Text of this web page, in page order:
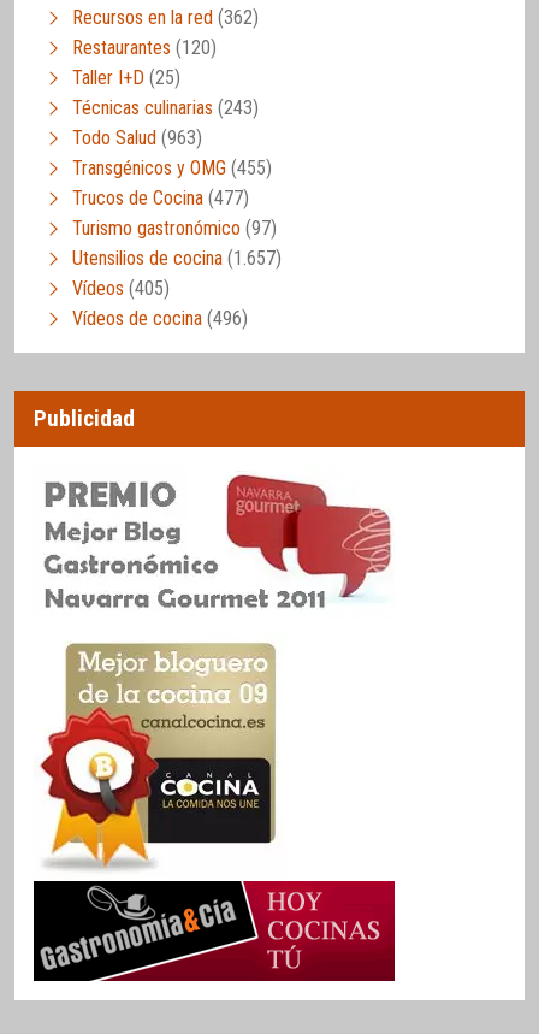
Recursos en la red (362)
Restaurantes (120)
Taller I+D (25)
Técnicas culinarias (243)
Todo Salud (963)
Transgénicos y OMG (455)
Trucos de Cocina (477)
Turismo gastronómico (97)
Utensilios de cocina (1.657)
Vídeos (405)
Vídeos de cocina (496)
Publicidad